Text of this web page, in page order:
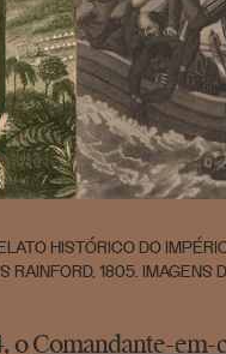
HISTÓRICO DO
RAINFORD, 1805. IMAGENS
oComandante-em-